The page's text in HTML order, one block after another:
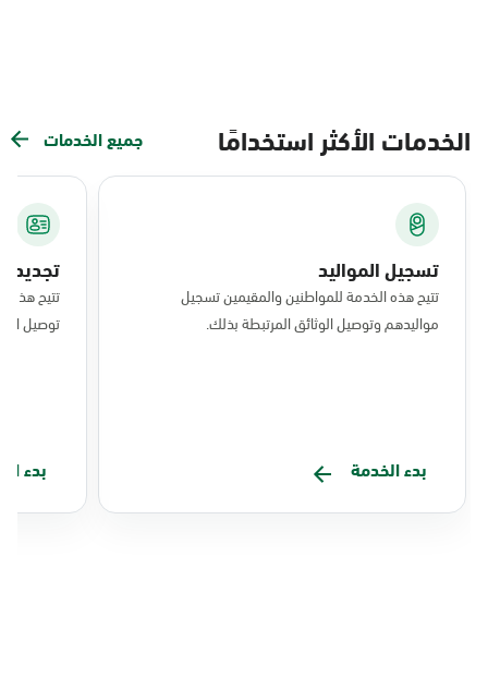
الخدمات الأكثر استخدامًا جميع الخدمات
تسجيل المواليد
تتيح هذه الخدمة للمواطنين والمقيمين تسجيل
مواليدهم وتوصيل الوثائق المرتبطة بذلك.
بدء الخدمة
تجديد
تتيح هذه
توصيل
بدء